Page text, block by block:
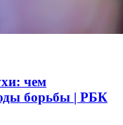
чем
борьбы | РБК